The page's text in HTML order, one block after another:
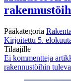
Pääkategoria
Kirjoitettu 5.
Tilaajille
Ei kommentteja
rakennustöihin